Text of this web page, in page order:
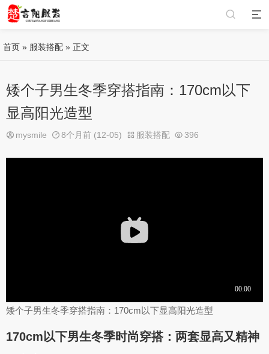
首页 » 服装搭配 » 正文
矮个子男生冬季穿搭指南：170cm以下
显高阳光造型
mysmile 8个月前 (12-05) 服装搭配 396
矮个子男生冬季穿搭指南：170cm以下显高阳光造型
170cm以下男生冬季时尚穿搭：两套显高又精神